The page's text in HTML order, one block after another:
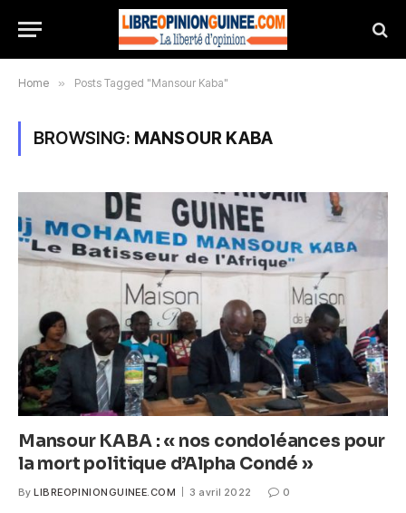
Home » Posts Tagged "Mansour Kaba"
BROWSING: MANSOUR KABA
Mansour KABA : « nos condoléances pour
la mort politique d’Alpha Condé »
By LIBREOPINIONGUINEE.COM 3 avril 2022 0